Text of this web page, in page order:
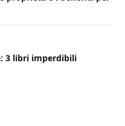
3 libri imperdibili